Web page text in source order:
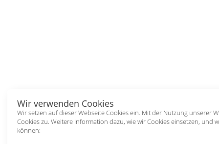
Wir verwenden Cookies
Wir setzen auf dieser Webseite Cookies ein. Mit der Nutzung unserer
Cookies zu. Weitere Information dazu, wie wir Cookies einsetzen, und
können: